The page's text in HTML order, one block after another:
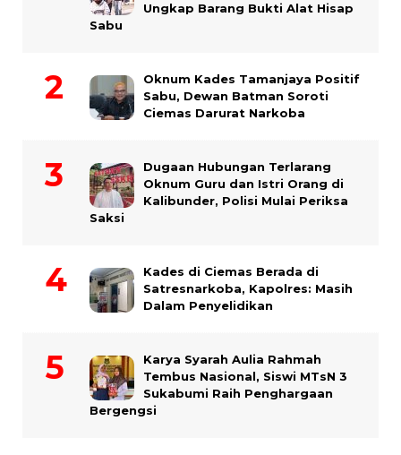
Ungkap Barang Bukti Alat Hisap
Sabu
Oknum Kades Tamanjaya Positif
Sabu, Dewan Batman Soroti
Ciemas Darurat Narkoba
Dugaan Hubungan Terlarang
Oknum Guru dan Istri Orang di
Kalibunder, Polisi Mulai Periksa
Saksi
Kades di Ciemas Berada di
Satresnarkoba, Kapolres: Masih
Dalam Penyelidikan
Karya Syarah Aulia Rahmah
Tembus Nasional, Siswi MTsN 3
Sukabumi Raih Penghargaan
Bergengsi